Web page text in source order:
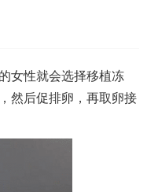
女性就会选择移植冻
然后促排卵，再取卵接